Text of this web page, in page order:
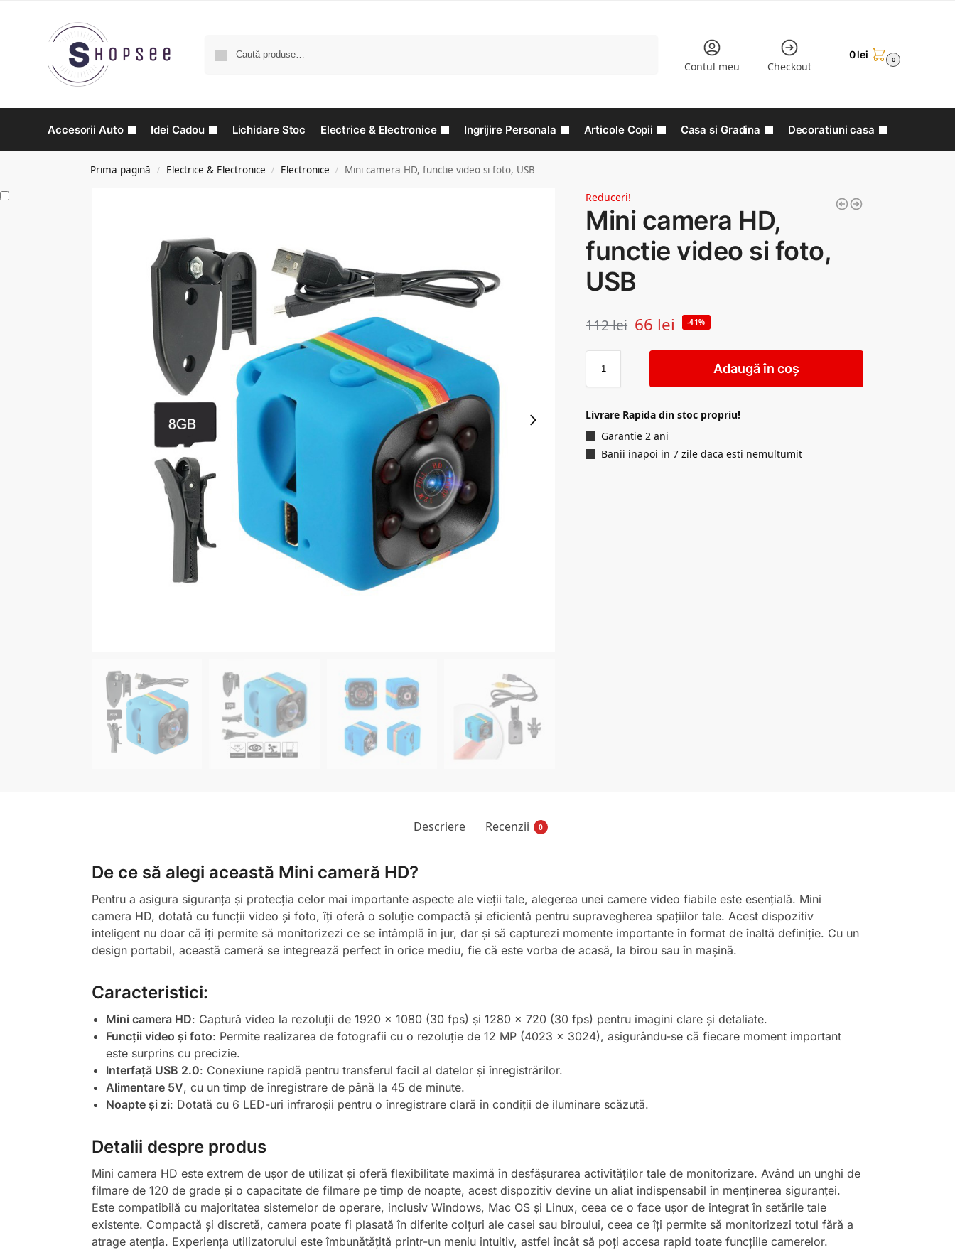
Contul meu Checkout
0lei 0
Accesorii Auto Idei Cadou Lichidare Stoc Electrice & Electronice Ingrijire Personala Articole Copii Casa si Gradina Decoratiuni casa
Prima pagină / Electrice & Electronice / Electronice / Mini camera HD, functie video si foto, USB
Reduceri!
Mini camera HD,
functie video si foto,
USB
112lei 66 lei -41%
Adaugă în coș
Livrare Rapida din stoc propriu!
Garantie 2 ani
Banii inapoi in 7 zile daca esti nemultumit
Descriere Recenzii 0
De ce să alegi această Mini cameră HD?
Pentru a asigura siguranța și protecția celor mai importante aspecte ale vieții tale, alegerea unei camere video fiabile este esențială. Mini
camera HD, dotată cu funcții video și foto, îți oferă o soluție compactă și eficientă pentru supravegherea spațiilor tale. Acest dispozitiv
inteligent nu doar că îți permite să monitorizezi ce se întâmplă în jur, dar și să capturezi momente importante în format de înaltă definiție. Cu un
design portabil, această cameră se integrează perfect în orice mediu, fie că este vorba de acasă, la birou sau în mașină.
Caracteristici:
Mini camera HD: Captură video la rezoluții de 1920 x 1080 (30 fps) și 1280 x 720 (30 fps) pentru imagini clare și detaliate.
Funcții video și foto: Permite realizarea de fotografii cu o rezoluție de 12 MP (4023 x 3024), asigurându-se că fiecare moment important
este surprins cu precizie.
Interfață USB 2.0: Conexiune rapidă pentru transferul facil al datelor și înregistrărilor.
Alimentare 5V, cu un timp de înregistrare de până la 45 de minute.
Noapte și zi: Dotată cu 6 LED-uri infraroșii pentru o înregistrare clară în condiții de iluminare scăzută.
Detalii despre produs
Mini camera HD este extrem de ușor de utilizat și oferă flexibilitate maximă în desfășurarea activităților tale de monitorizare. Având un unghi de
filmare de 120 de grade și o capacitate de filmare pe timp de noapte, acest dispozitiv devine un aliat indispensabil în menținerea siguranței.
Este compatibilă cu majoritatea sistemelor de operare, inclusiv Windows, Mac OS și Linux, ceea ce o face ușor de integrat în setările tale
existente. Compactă și discretă, camera poate fi plasată în diferite colțuri ale casei sau biroului, ceea ce îți permite să monitorizezi totul fără a
atrage atenția. Experiența utilizatorului este îmbunătățită printr-un meniu intuitiv, astfel încât să poți accesa rapid toate funcțiile camerelor.